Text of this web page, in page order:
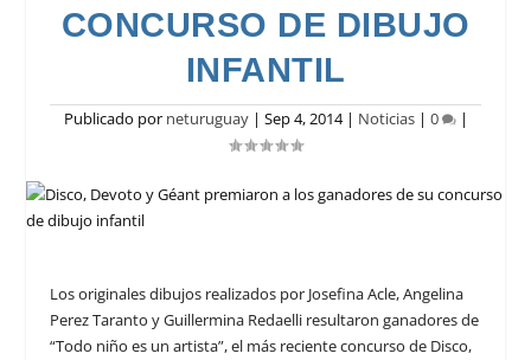
CONCURSO DE DIBUJO
INFANTIL
Publicado por neturuguay| Sep 4, 2014| Noticias| 0 |
Los originales dibujos realizados por Josefina Acle, Angelina
Perez TarantoyGuillermina Redaelli resultaron ganadores de
“Todo niño es un artista”, el más reciente concurso de Disco,